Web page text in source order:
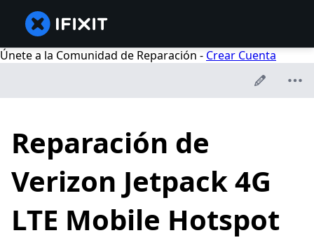
Únete a la Comunidad de Reparación - Crear Cuenta
Reparación de
Verizon Jetpack 4G
LTE Mobile Hotspot